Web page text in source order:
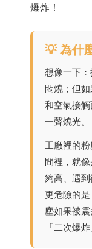
爆炸！
💡 為什
想像一下
悶燒；但
和空氣接觸
一聲燒光。
工廠裡的
間裡，就像
夠高、遇到
更危險的
塵如果被
「二次爆炸